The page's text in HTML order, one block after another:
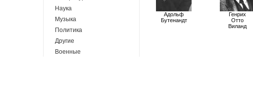
Адольф
Бутенандт
Генрих
Отто
Виланд
Наука
Музыка
Политика
Другие
Военные